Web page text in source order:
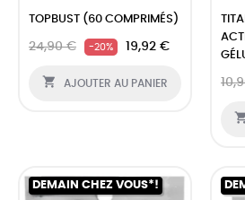
TOPBUST (60 COMPRIMÉS)
24,90 € -20% 19,92 €
 AJOUTER AU PANIER
DEMAIN CHEZ VOUS*!